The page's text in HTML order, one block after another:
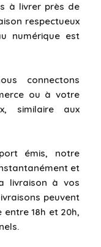
à livrer près de
respectueux
numérique est
connectons
ou à votre
similaire aux
émis, notre
et
livraison à vos
peuvent
entre 18h et 20h,